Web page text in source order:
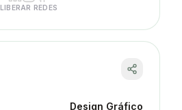
LIBERAR REDES
Design Gráfico